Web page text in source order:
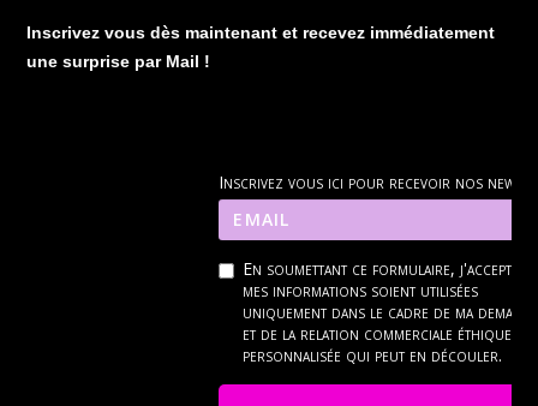
Inscrivez vous dès maintenant et recevez immédiatement
une surprise par Mail !
Inscrivez vous ici pour recevoir nos news
En soumettant ce formulaire, j'accepte
mes informations soient utilisées
uniquement dans le cadre de ma
et de la relation commerciale éthique et
personnalisée qui peut en découler.